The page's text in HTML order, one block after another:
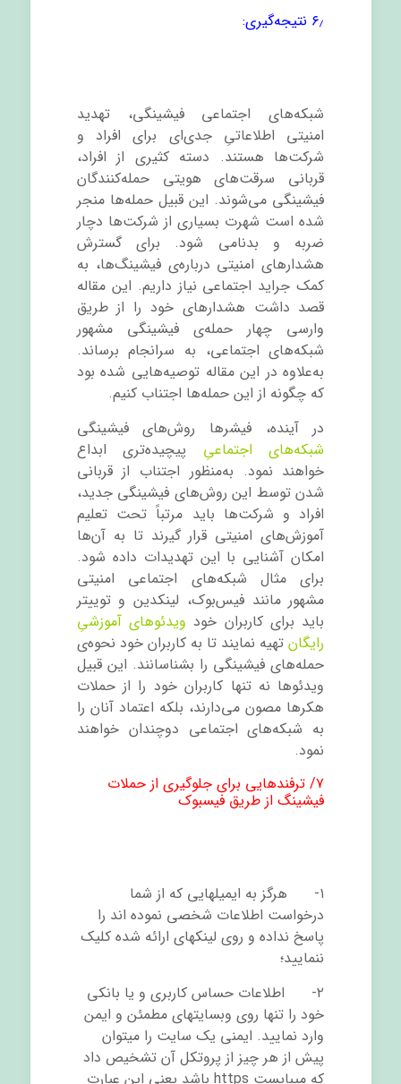
۶٫ نتیجه‌گیری:
شبکه‌های اجتماعی فیشینگی، تهدید
امنیتی اطلاعاتیِ جدیای برای افراد و
شرکتها هستند. دسته کثیری از افراد،
قربانی سرقت‌های هویتی حمله‌کنندگان
فیشینگی می‌شوند. این قبیل حمله‌ها منجر
شده است شهرت بسیاری از شرکت‌ها دچار
ضربه و بدنامی شود. برای گسترش
هشدارهای امنیتی دربارهی فیشینگ‌ها، به
کمک جراید اجتماعی نیاز داریم. این مقاله
قصد داشت هشدارهای خود را از طریق
وارسی چهار حملهی فیشینگی مشهور
شبکه‌های اجتماعی، به سرانجام برساند.
به‌علاوه در این مقاله توصیه‌هایی شده بود
که چگونه از این حمله‌ها اجتناب کنیم.
در آینده، فیشرها روش‌های فیشینگی
شبکه‌های اجتماعیِ پیچیدهتری ابداع
خواهند نمود. به‌منظور اجتناب از قربانی
شدن توسط این روش‌های فیشینگی جدید،
افراد و شرکت‌ها باید مرتباً تحت تعلیم
آموزش‌های امنیتی قرار گیرند تا به آن‌ها
امکان آشنایی با این تهدیدات داده شود.
برای مثال شبکه‌های اجتماعی امنیتی
مشهور مانند فیس‌بوک، لینکدین و توییتر
باید برای کاربران خود ویدئوهای آموزشیِ
رایگانتهیه نمایند تا به کاربران خود نحوهی
حمله‌های فیشینگی را بشناسانند. این قبیل
ویدئوها نه تنها کاربران خود را از حملات
هکرها مصون می‌دارند، بلکه اعتماد آنان را
به شبکه‌های اجتماعی دوچندان خواهند
نمود.
۷/ ترفندهایی برای جلوگیری از حملات
فیشینگ از طریق فیسبوک
۱- هرگز به ایمیلهایی که از شما
درخواست اطلاعات شخصی نموده اند را
پاسخ نداده و روی لینکهای ارائه شده کلیک
ننمایید؛
۲- اطلاعات حساس کاربری و یا بانکی
خود را تنها روی وبسایتهای مطمئن و ایمن
وارد نمایید. ایمنی یک سایت را میتوان
پیش از هر چیز از پروتکل آن تشخیص داد
که میبایست https باشد یعنی این عبارت